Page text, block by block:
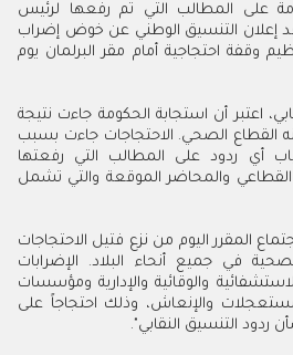
على المطالب التي تم رفعها لرئيس
إعلان التنسيق الوطني عن خوض إضراب
وقفة احتجاجية أمام مقر البرلمان يوم
اعتبر أن استجابة الحكومة جاءت نتيجة
القطاع الصحي. الاحتجاجات جاءت بسبب
أي ردود على المطالب التي رفعتها
القطاعي والمحاضر الموقعة والتي تشمل
المقرر اليوم من نزع فتيل الاحتجاجات
في جميع أنحاء البلاد. الإضرابات
والوقائية والإدارية ومؤسسات
والإنعاش، وذلك احتجاجاً على
ردود التنسيق النقابي".